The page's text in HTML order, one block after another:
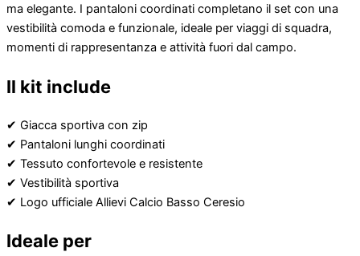
ma elegante. I pantaloni coordinati completano il set con una
vestibilità comoda e funzionale, ideale per viaggi di squadra,
momenti di rappresentanza e attività fuori dal campo.
Il kit include
✔ Giacca sportiva con zip
✔ Pantaloni lunghi coordinati
✔ Tessuto confortevole e resistente
✔ Vestibilità sportiva
✔ Logo ufficiale Allievi Calcio Basso Ceresio
Ideale per